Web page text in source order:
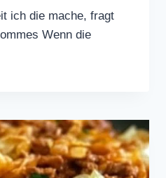
ich die mache, fragt
Wenn die